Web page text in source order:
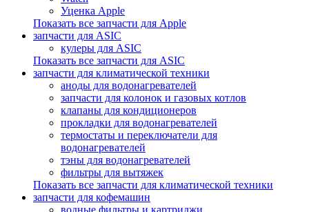
Уценка Apple
Показать все запчасти для Apple
запчасти для ASIC
кулеры для ASIC
Показать все запчасти для ASIC
запчасти для климатической техники
аноды для водонагревателей
запчасти для колонок и газовых котлов
клапаны для кондиционеров
прокладки для водонагревателей
термостаты и переключатели для
водонагревателей
тэны для водонагревателей
фильтры для вытяжек
Показать все запчасти для климатической техники
запчасти для кофемашин
водные фильтры и картриджи